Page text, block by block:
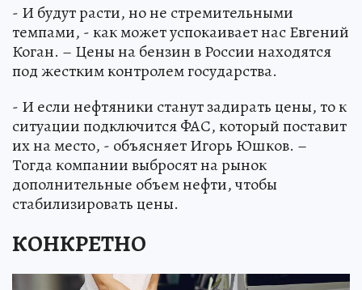
- И будут расти, но не стремительными
темпами, - как может успокаивает нас Евгений
Коган. – Цены на бензин в России находятся
под жестким контролем государства.
- И если нефтяники станут задирать цены, то к
ситуации подключится ФАС, который поставит
их на место, - объясняет Игорь Юшков. –
Тогда компании выбросят на рынок
дополнительные объем нефти, чтобы
стабилизировать цены.
КОНКРЕТНО